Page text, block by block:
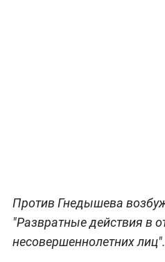
Против Гнедышева
"Развратные действия в
несовершеннолетних лиц".